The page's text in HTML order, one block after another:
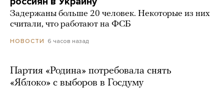
Задержаны больше 20 человек. Некоторые из них
считали, что работают на ФСБ
НОВОСТИ 6 часов назад
Партия «Родина» потребовала снять
«Яблоко» с выборов в Госдуму